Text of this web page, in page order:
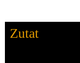
Zutat